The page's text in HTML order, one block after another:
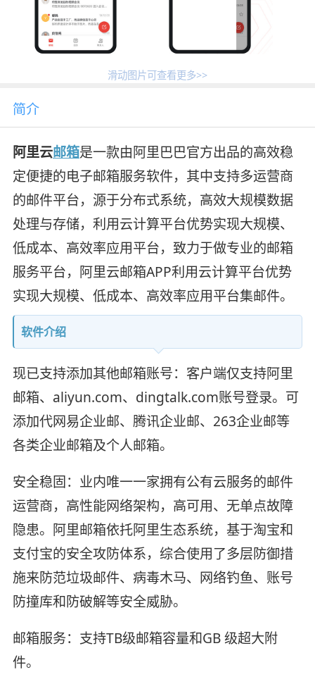
滑动图片可查看更多>>
简介
阿里云邮箱是一款由阿里巴巴官方出品的高效稳
定便捷的电子邮箱服务软件，其中支持多运营商
的邮件平台，源于分布式系统，高效大规模数据
处理与存储，利用云计算平台优势实现大规模、
低成本、高效率应用平台，致力于做专业的邮箱
服务平台，阿里云邮箱APP利用云计算平台优势
实现大规模、低成本、高效率应用平台集邮件。
软件介绍
现已支持添加其他邮箱账号：客户端仅支持阿里
邮箱、aliyun.com、dingtalk.com账号登录。可
添加代网易企业邮、腾讯企业邮、263企业邮等
各类企业邮箱及个人邮箱。
安全稳固：业内唯一一家拥有公有云服务的邮件
运营商，高性能网络架构，高可用、无单点故障
隐患。阿里邮箱依托阿里生态系统，基于淘宝和
支付宝的安全攻防体系，综合使用了多层防御措
施来防范垃圾邮件、病毒木马、网络钓鱼、账号
防撞库和防破解等安全威胁。
邮箱服务：支持TB级邮箱容量和GB 级超大附
件。